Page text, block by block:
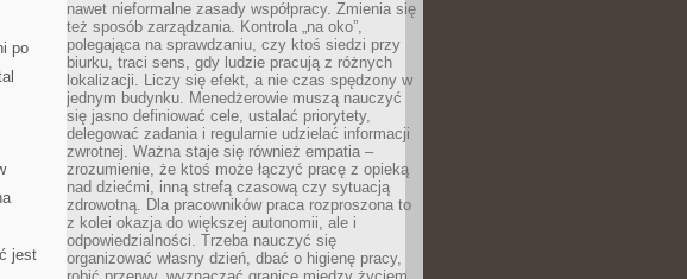
po
jest
nawet nieformalne zasady współpracy. Zmienia się
też sposób zarządzania. Kontrola „na oko”,
polegająca na sprawdzaniu, czy ktoś siedzi przy
biurku, traci sens, gdy ludzie pracują z różnych
lokalizacji. Liczy się efekt, a nie czas spędzony w
jednym budynku. Menedżerowie muszą nauczyć
się jasno definiować cele, ustalać priorytety,
delegować zadania i regularnie udzielać informacji
zwrotnej. Ważna staje się również empatia –
zrozumienie, że ktoś może łączyć pracę z opieką
nad dziećmi, inną strefą czasową czy sytuacją
zdrowotną. Dla pracowników praca rozproszona to
z kolei okazja do większej autonomii, ale i
odpowiedzialności. Trzeba nauczyć się
organizować własny dzień, dbać o higienę pracy,